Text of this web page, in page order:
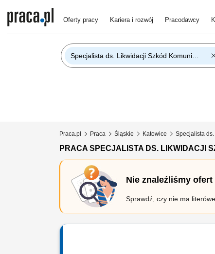
Oferty pracy Kariera i rozwój Pracodawcy
Praca.pl Praca Śląskie Katowice Specjalista
PRACA SPECJALISTA DS. LIKWIDACJI
Nie znaleźliśmy
Sprawdź, czy nie ma